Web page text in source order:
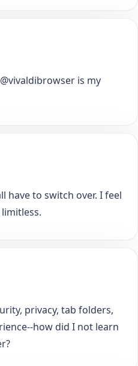
is my
have to switch over. I feel
privacy, tab folders,
how did I not learn